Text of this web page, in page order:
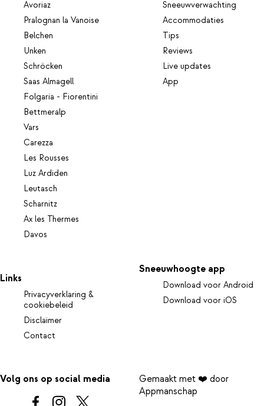
Avoriaz
Pralognan la Vanoise
Belchen
Unken
Schröcken
Saas Almagell
Folgaria - Fiorentini
Bettmeralp
Vars
Carezza
Les Rousses
Luz Ardiden
Leutasch
Scharnitz
Ax les Thermes
Davos
Sneeuwverwachting
Accommodaties
Tips
Reviews
Live updates
App
Links
Privacyverklaring &
cookiebeleid
Disclaimer
Contact
Sneeuwhoogte app
Download voor Android
Download voor iOS
Volg ons op social media
Gemaakt met ❤️ door
Appmanschap